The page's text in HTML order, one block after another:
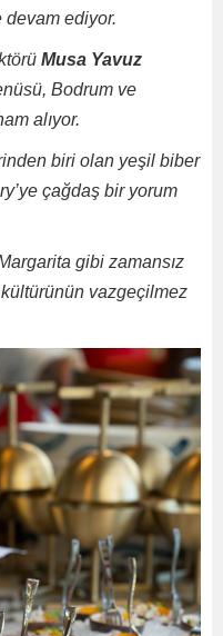
devam ediyor.
Musa Yavuz
Bodrum ve
alıyor.
biri olan yeşil biber
çağdaş bir yorum
gibi zamansız
vazgeçilmez